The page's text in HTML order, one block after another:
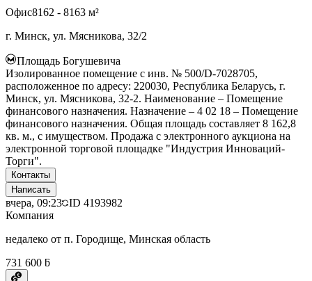
Офис8162 - 8163 м²
г. Минск, ул. Мясникова, 32/2
Площадь Богушевича
Изолированное помещение с инв. № 500/D-7028705,
расположенное по адресу: 220030, Республика Беларусь, г.
Минск, ул. Мясникова, 32-2. Наименование – Помещение
финансового назначения. Назначение – 4 02 18 – Помещение
финансового назначения. Общая площадь составляет 8 162,8
кв. м., с имуществом. Продажа с электронного аукциона на
электронной торговой площадке "Индустрия Инноваций-
Торги".
Контакты
Написать
вчера, 09:23 ID 4193982
Компания
недалеко от п. Городище, Минская область
731 600 ƃ